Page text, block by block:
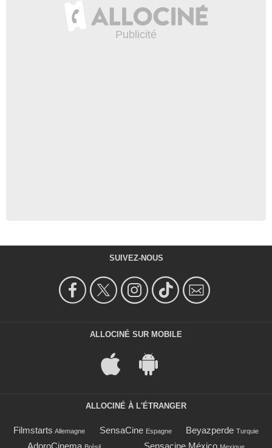
SUIVEZ-NOUS
ALLOCINÉ SUR MOBILE
ALLOCINÉ À L'ÉTRANGER
Filmstarts Allemagne SensaCine Espagne Beyazperde Turquie
AdoroCinema Brésil Sensacine México Mexique